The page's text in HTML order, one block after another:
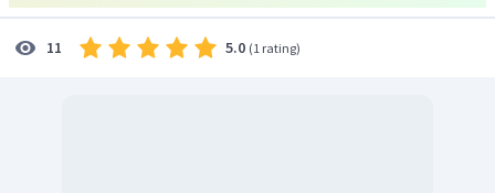
11 5.0 (1 rating)